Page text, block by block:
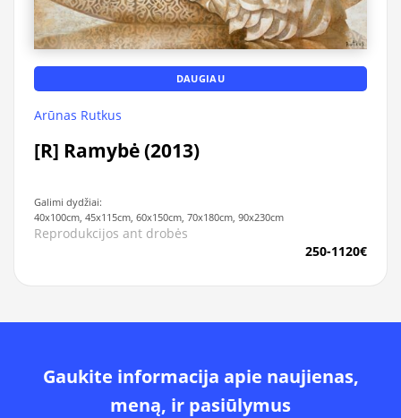
DAUGIAU
Arūnas Rutkus
[R] Ramybė (2013)
Galimi dydžiai:
40x100cm, 45x115cm, 60x150cm, 70x180cm, 90x230cm
Reprodukcijos ant drobės
250-1120€
Gaukite informacija apie naujienas,
meną, ir pasiūlymus